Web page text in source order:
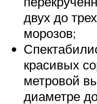
двух до
морозов;
красивых
метровой
диаметре